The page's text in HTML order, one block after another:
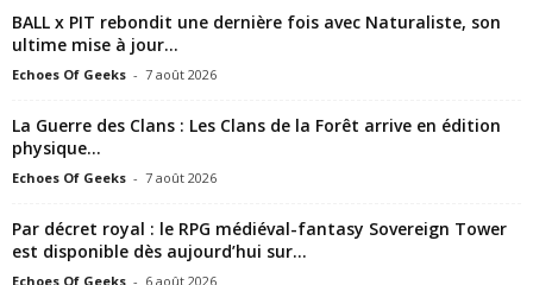
BALL x PIT rebondit une dernière fois avec Naturaliste, son
ultime mise à jour...
Echoes Of Geeks - 7 août 2026
La Guerre des Clans : Les Clans de la Forêt arrive en édition
physique...
Echoes Of Geeks - 7 août 2026
Par décret royal : le RPG médiéval-fantasy Sovereign Tower
est disponible dès aujourd’hui sur...
Echoes Of Geeks - 6 août 2026